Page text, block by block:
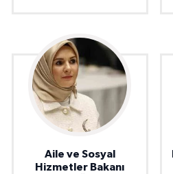
Aile ve Sosyal
Hizmetler Bakanı